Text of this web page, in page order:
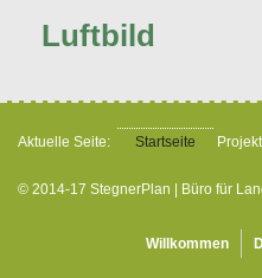
Luftbild
Aktuelle Seite: Startseite
© 2014-17 StegnerPlan | Büro für
Willkommen